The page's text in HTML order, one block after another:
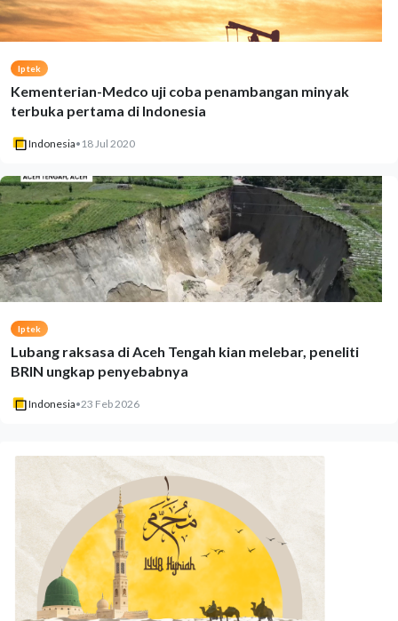
Iptek
Kementerian-Medco uji coba penambangan minyak
terbuka pertama di Indonesia
Indonesia• 18 Jul 2020
Iptek
Lubang raksasa di Aceh Tengah kian melebar, peneliti
BRIN ungkap penyebabnya
Indonesia•23 Feb 2026